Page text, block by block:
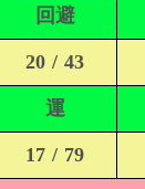
回避
20 / 43
運
17 / 79